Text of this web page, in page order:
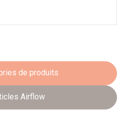
de produits
Airflow